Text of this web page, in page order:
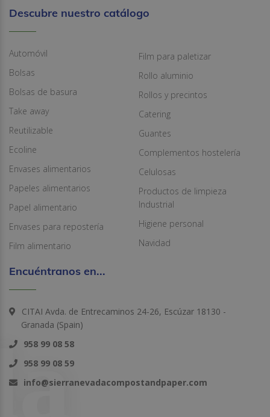
Descubre nuestro catálogo
Automóvil
Bolsas
Bolsas de basura
Take away
Reutilizable
Ecoline
Envases alimentarios
Papeles alimentarios
Papel alimentario
Envases para repostería
Film alimentario
Film para paletizar
Rollo aluminio
Rollos y precintos
Catering
Guantes
Complementos hostelería
Celulosas
Productos de limpieza
Industrial
Higiene personal
Navidad
Encuéntranos en...
CITAI Avda. de Entrecaminos 24-26, Escúzar 18130 -
Granada (Spain)
958 99 08 58
958 99 08 59
info@sierranevadacompostandpaper.com